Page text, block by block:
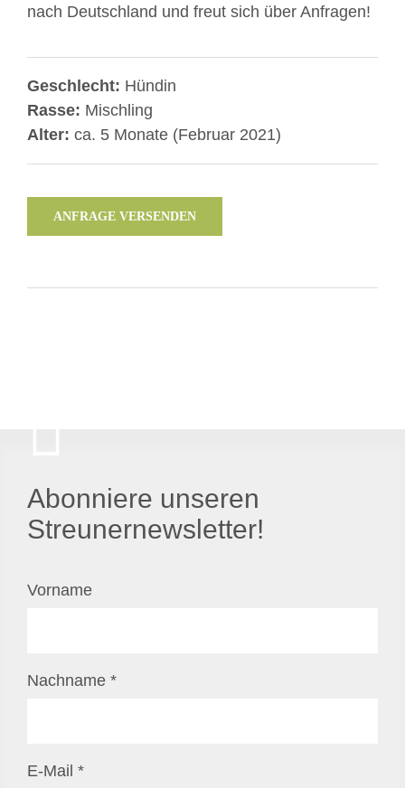
nach Deutschland und freut sich über Anfragen!
Geschlecht: Hündin
Rasse: Mischling
Alter: ca. 5 Monate (Februar 2021)
ANFRAGE VERSENDEN
Abonniere unseren
Streunernewsletter!
Vorname
Nachname *
E-Mail *